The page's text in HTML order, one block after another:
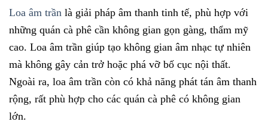
Loa âm trần là giải pháp âm thanh tinh tế, phù hợp với
những quán cà phê cần không gian gọn gàng, thẩm mỹ
cao. Loa âm trần giúp tạo không gian âm nhạc tự nhiên
mà không gây cản trở hoặc phá vỡ bố cục nội thất.
Ngoài ra, loa âm trần còn có khả năng phát tán âm thanh
rộng, rất phù hợp cho các quán cà phê có không gian
lớn.